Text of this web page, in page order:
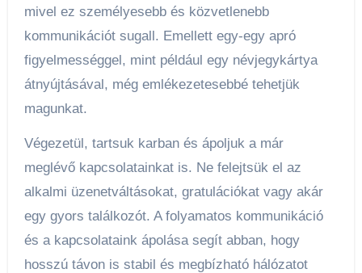
mivel ez személyesebb és közvetlenebb
kommunikációt sugall. Emellett egy-egy apró
figyelmességgel, mint például egy névjegykártya
átnyújtásával, még emlékezetesebbé tehetjük
magunkat.
Végezetül, tartsuk karban és ápoljuk a már
meglévő kapcsolatainkat is. Ne felejtsük el az
alkalmi üzenetváltásokat, gratulációkat vagy akár
egy gyors találkozót. A folyamatos kommunikáció
és a kapcsolataink ápolása segít abban, hogy
hosszú távon is stabil és megbízható hálózatot